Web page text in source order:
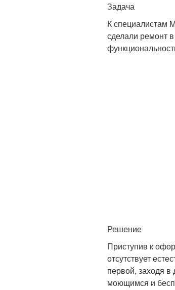
Задача
К специалистам
сделали ремонт
Решение
Приступив к
отсутствует
первой, заходя
моющимся и